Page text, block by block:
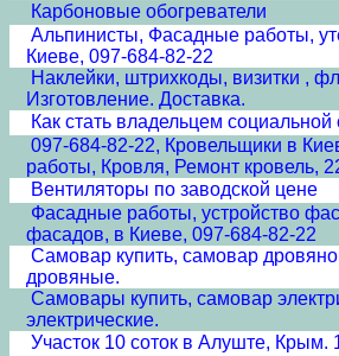
Карбоновые обогреватели
Альпинисты, Фасадные работы,
Киеве, 097-684-82-22
Наклейки, штрихкоды, визитки ,
Изготовление. Доставка.
Как стать владельцем социальной
097-684-82-22, Кровельщики в
работы, Кровля, Ремонт кровель,
Вентиляторы по заводской цене
Фасадные работы, устройство
фасадов, в Киеве, 097-684-82-22
Самовар купить, самовар
дровяные.
Самовары купить, самовар
электрические.
Участок 10 соток в Алуште, Крым.